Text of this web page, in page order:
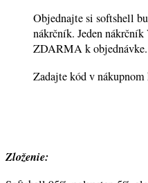
Objednajte si softshell
nákrčník. Jeden
ZDARMA k objednávke.
Zadajte kód v
Zloženie: